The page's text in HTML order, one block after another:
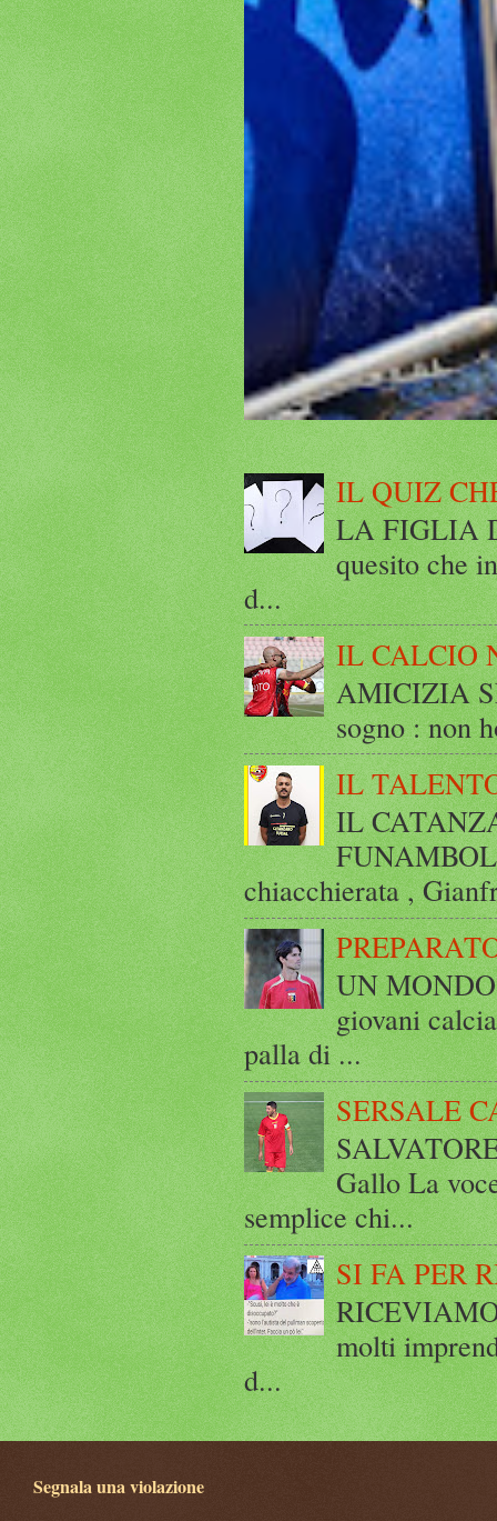
IL QUIZ
LA FIGLIA
quesito che
d...
IL CALCIO
AMICIZIA
sogno : non
IL
IL
chiacchierata ,
UN
giovani
palla di ...
SERSALE
Gallo La
semplice chi...
SI FA PER
molti
d...
Segnala una violazione